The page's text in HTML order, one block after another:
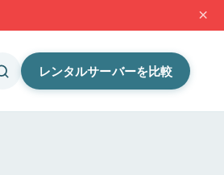
×
レンタルサーバーを比較